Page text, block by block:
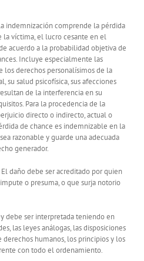
indemnización comprende la pérdida
víctima, el lucro cesante en el
acuerdo a la probabilidad objetiva de
Incluye especialmente las
los derechos personalísimos de la
su salud psicofísica, sus afecciones
de la interferencia en su
Para la procedencia de la
directo o indirecto, actual o
de chance es indemnizable en la
razonable y guarde una adecuada
generador.
daño debe ser acreditado por quien
o presuma, o que surja notorio
debe ser interpretada teniendo en
las leyes análogas, las disposiciones
humanos, los principios y los
con todo el ordenamiento.